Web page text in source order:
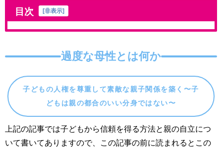
目次 [非表示]
過度な母性とは何か
子どもの人権を尊重して素敵な親子関係を築く〜子
どもは親の都合のいい分身ではない〜
上記の記事では子どもから信頼を得る方法と親の自立につ
いて書いてありますので、この記事の前に読まれるとこの